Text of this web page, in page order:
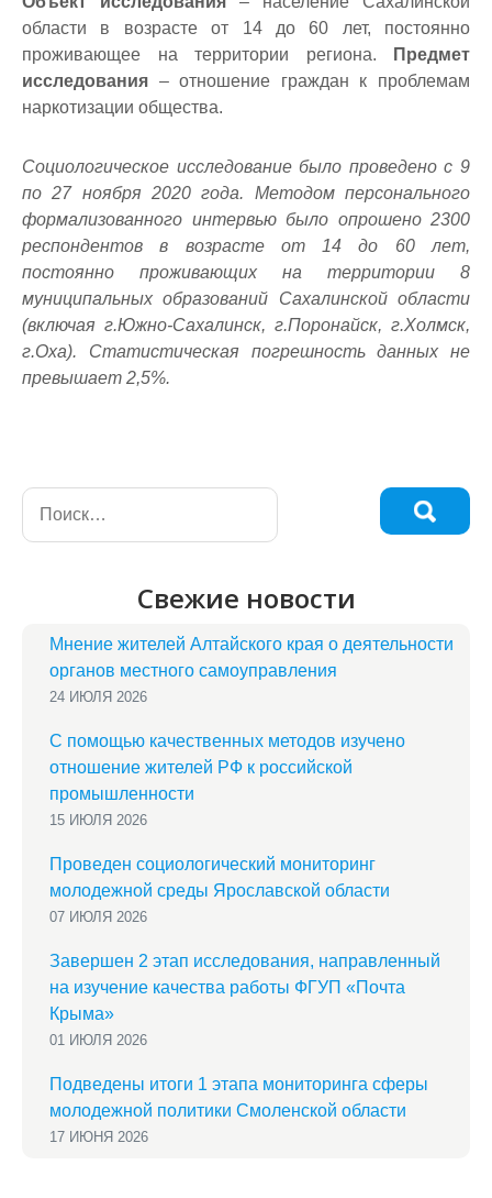
области в возрасте от 14 до 60 лет, постоянно
проживающее на территории региона.
Предмет
исследования – отношение граждан к проблемам
наркотизации общества.
Социологическое исследование было проведено с 9
по 27 ноября 2020 года. Методом персонального
формализованного интервью было опрошено 2300
респондентов в возрасте от 14 до 60 лет,
постоянно проживающих на территории 8
муниципальных образований Сахалинской области
(включая г.Южно-Сахалинск, г.Поронайск, г.Холмск,
г.Оха). Статистическая погрешность данных не
превышает 2,5%.
Свежие новости
Мнение жителей Алтайского края о деятельности
органов местного самоуправления
24 ИЮЛЯ 2026
С помощью качественных методов изучено
отношение жителей РФ к российской
промышленности
15 ИЮЛЯ 2026
Проведен социологический мониторинг
молодежной среды Ярославской области
07 ИЮЛЯ 2026
Завершен 2 этап исследования, направленный
на изучение качества работы ФГУП «Почта
Крыма»
01 ИЮЛЯ 2026
Подведены итоги 1 этапа мониторинга сферы
молодежной политики Смоленской области
17 ИЮНЯ 2026